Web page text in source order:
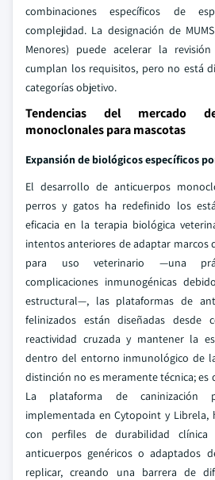
combinaciones específicos de
complejidad. La designación de
Menores) puede acelerar la
cumplan los requisitos, pero no está
categorías objetivo.
Tendencias del mercado
monoclonales para mascotas
Expansión de biológicos específicos
El desarrollo de anticuerpos
perros y gatos ha redefinido los
eficacia en la terapia biológica
intentos anteriores de adaptar marcos
para uso veterinario —una
complicaciones inmunogénicas
estructural—, las plataformas de
felinizados están diseñadas desde
reactividad cruzada y mantener la
dentro del entorno inmunológico de
distinción no es meramente técnica; es
La plataforma de caninización
implementada en Cytopoint y
con perfiles de durabilidad
anticuerpos genéricos o adaptados
replicar, creando una barrera de